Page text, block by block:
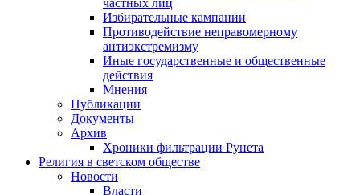
частных лиц
Избирательные кампании
Противодействие неправомерному
антиэкстремизму
Иные государственные и общественные
действия
Мнения
Публикации
Документы
Архив
Хроники фильтрации Рунета
Религия в светском обществе
Новости
Власти